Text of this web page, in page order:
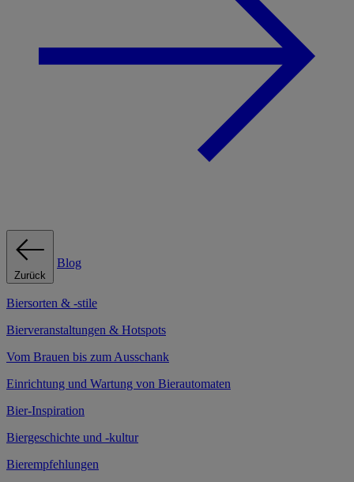
Zurück
Blog
Biersorten & -stile
Bierveranstaltungen & Hotspots
Vom Brauen bis zum Ausschank
Einrichtung und Wartung von Bierautomaten
Bier-Inspiration
Biergeschichte und -kultur
Bierempfehlungen